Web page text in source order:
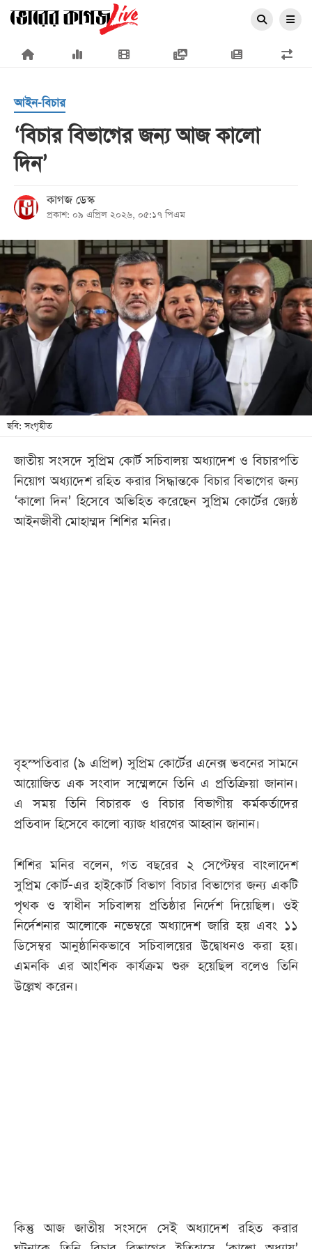
×
প্রচ্ছদ
জাতীয়
রাজনীতি
অর্থনীতি
আন্তর্জাতিক
সারাদেশ
খেলা
বিনোদন
লাইফ
স্টাইল
শিক্ষা
সব
বিভাগ
ছবি
আইন-বিচার
‘বিচার বিভাগের জন্য আজ কালো
দিন’
কাগজ ডেস্ক
প্রকাশ: ০৯ এপ্রিল ২০২৬, ০৫:১৭ পিএম
ছবি: সংগৃহীত
জাতীয় সংসদে সুপ্রিম কোর্ট সচিবালয় অধ্যাদেশ ও বিচারপতি
নিয়োগ অধ্যাদেশ রহিত করার সিদ্ধান্তকে বিচার বিভাগের জন্য
‘কালো দিন’ হিসেবে অভিহিত করেছেন সুপ্রিম কোর্টের জ্যেষ্ঠ
আইনজীবী মোহাম্মদ শিশির মনির।
বৃহস্পতিবার (৯ এপ্রিল) সুপ্রিম কোর্টের এনেক্স ভবনের সামনে
আয়োজিত এক সংবাদ সম্মেলনে তিনি এ প্রতিক্রিয়া জানান।
এ সময় তিনি বিচারক ও বিচার বিভাগীয় কর্মকর্তাদের
প্রতিবাদ হিসেবে কালো ব্যাজ ধারণের আহ্বান জানান।
শিশির মনির বলেন, গত বছরের ২ সেপ্টেম্বর বাংলাদেশ
সুপ্রিম কোর্ট-এর হাইকোর্ট বিভাগ বিচার বিভাগের জন্য একটি
পৃথক ও স্বাধীন সচিবালয় প্রতিষ্ঠার নির্দেশ দিয়েছিল। ওই
নির্দেশনার আলোকে নভেম্বরে অধ্যাদেশ জারি হয় এবং ১১
ডিসেম্বর আনুষ্ঠানিকভাবে সচিবালয়ের উদ্বোধনও করা হয়।
এমনকি এর আংশিক কার্যক্রম শুরু হয়েছিল বলেও তিনি
উল্লেখ করেন।
কিন্তু আজ জাতীয় সংসদে সেই অধ্যাদেশ রহিত করার